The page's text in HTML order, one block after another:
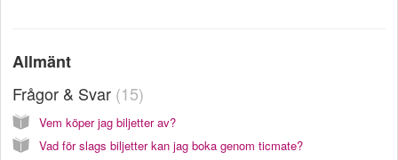
Allmänt
Frågor & Svar 15
Vem köper jag biljetter av?
Vad för slags biljetter kan jag boka genom ticmate?